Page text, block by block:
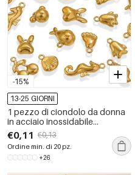
-15%
13-25 GIORNI
1 pezzo di ciondolo da donna
in acciaio inossidabile
impermeabile color oro con
conchiglia casual della serie
romantica
€0,11 €0,13
Ordine min. di 20 pz.
+26